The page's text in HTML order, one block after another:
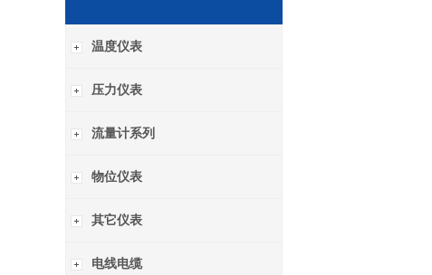
温度仪表
压力仪表
流量计系列
物位仪表
其它仪表
电线电缆